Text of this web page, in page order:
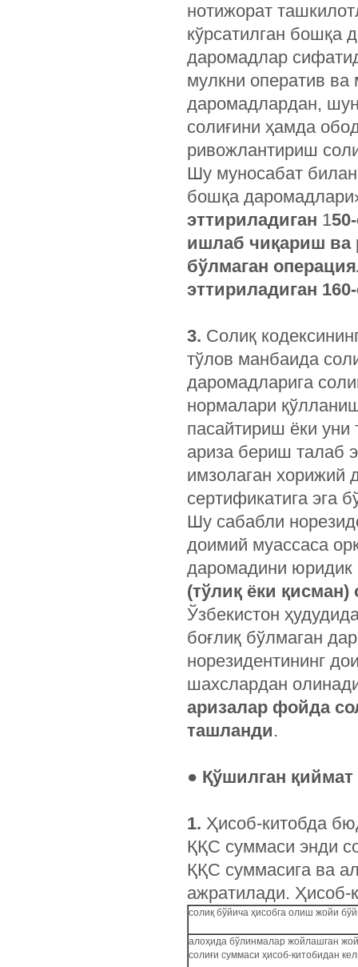
нотижорат
кўрсатилган бошқа
даромадлар
мулкни оператив
даромадлардан,
солиғини ҳамда
ривожлантириш
Шу муносабат
бошқа
эттириладиган 1
ишлаб чиқариш ва
бўлмаган
эттириладиган
3. Солиқ
тўлов манбаида
даромадларига
нормалари
пасайтириш ёки уни
ариза бериш талаб
имзолаган хорижий
сертификатига эга
Шу сабабли
доимий муассаса
даромадини
(тўлиқ ёки
Ўзбекистон
боғлиқ бўлмаган
норезидентининг
шахслардан
аризалар фойда
ташланди.
● Қўшилган
1. Ҳисоб-китобда
ҚҚС суммаси энди
ҚҚС суммасига ва
ажратилади. Ҳисоб-
солиқ бўйича ҳисобга олиш жойи
алоҳида бўлинмалар жойлашган
солиғи суммаси ҳисоб-китобидан